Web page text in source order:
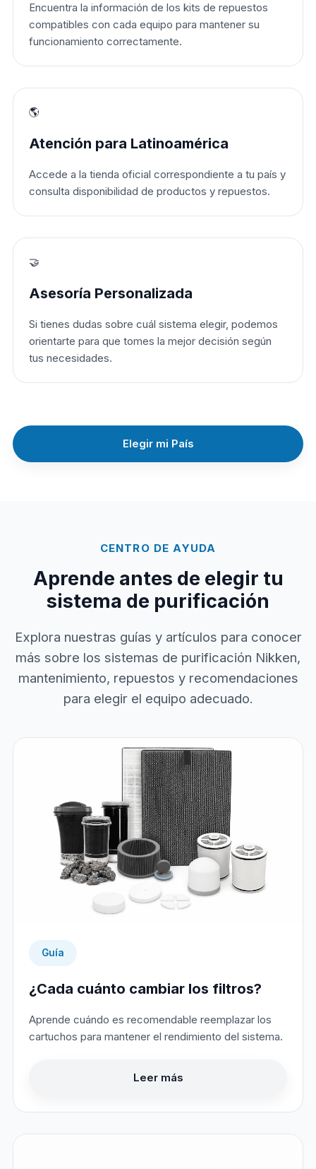
Encuentra la información de los kits de repuestos
compatibles con cada equipo para mantener su
funcionamiento correctamente.
🌎
Atención para Latinoamérica
Accede a la tienda oficial correspondiente a tu país y
consulta disponibilidad de productos y repuestos.
🤝
Asesoría Personalizada
Si tienes dudas sobre cuál sistema elegir, podemos
orientarte para que tomes la mejor decisión según
tus necesidades.
Elegir mi País
CENTRO DE AYUDA
Aprende antes de elegir tu
sistema de purificación
Explora nuestras guías y artículos para conocer
más sobre los sistemas de purificación Nikken,
mantenimiento, repuestos y recomendaciones
para elegir el equipo adecuado.
Guía
¿Cada cuánto cambiar los filtros?
Aprende cuándo es recomendable reemplazar los
cartuchos para mantener el rendimiento del sistema.
Leer más